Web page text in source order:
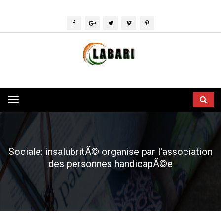
Toggle
navigation
Sociale: insalubritÃ© organise par l'association
des personnes handicapÃ©e